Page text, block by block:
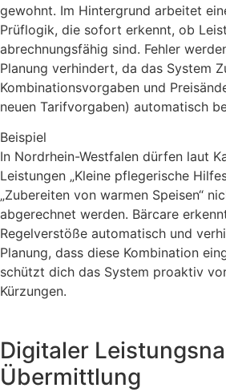
gewohnt. Im Hintergrund arbeitet
Prüflogik, die sofort erkennt, ob
abrechnungsfähig sind. Fehler
Planung verhindert, da das System
Kombinationsvorgaben und
neuen Tarifvorgaben) automatisch
Beispiel
In Nordrhein-Westfalen dürfen laut
Leistungen „Kleine pflegerische
„Zubereiten von warmen Speisen“
abgerechnet werden. Bärcare
Regelverstöße automatisch und
Planung, dass diese Kombination
schützt dich das System proaktiv
Kürzungen.
Digitaler
Übermittlung